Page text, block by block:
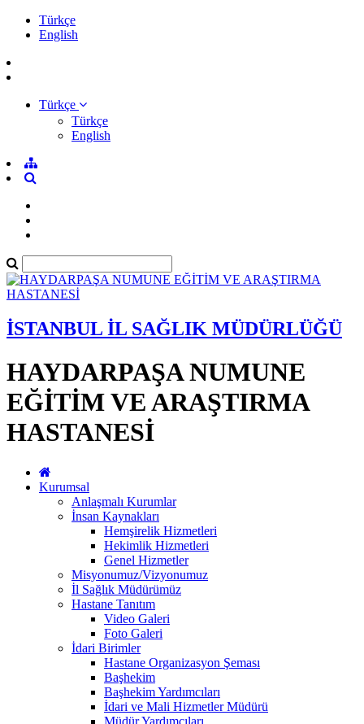
Türkçe
English
Türkçe
Türkçe
English
İSTANBUL İL SAĞLIK MÜDÜRLÜĞÜ
HAYDARPAŞA NUMUNE
EĞİTİM VE ARAŞTIRMA
HASTANESİ
Kurumsal
Anlaşmalı Kurumlar
İnsan Kaynakları
Hemşirelik Hizmetleri
Hekimlik Hizmetleri
Genel Hizmetler
Misyonumuz/Vizyonumuz
İl Sağlık Müdürümüz
Hastane Tanıtım
Video Galeri
Foto Galeri
İdari Birimler
Hastane Organizasyon Şeması
Başhekim
Başhekim Yardımcıları
İdari ve Mali Hizmetler Müdürü
Müdür Yardımcıları